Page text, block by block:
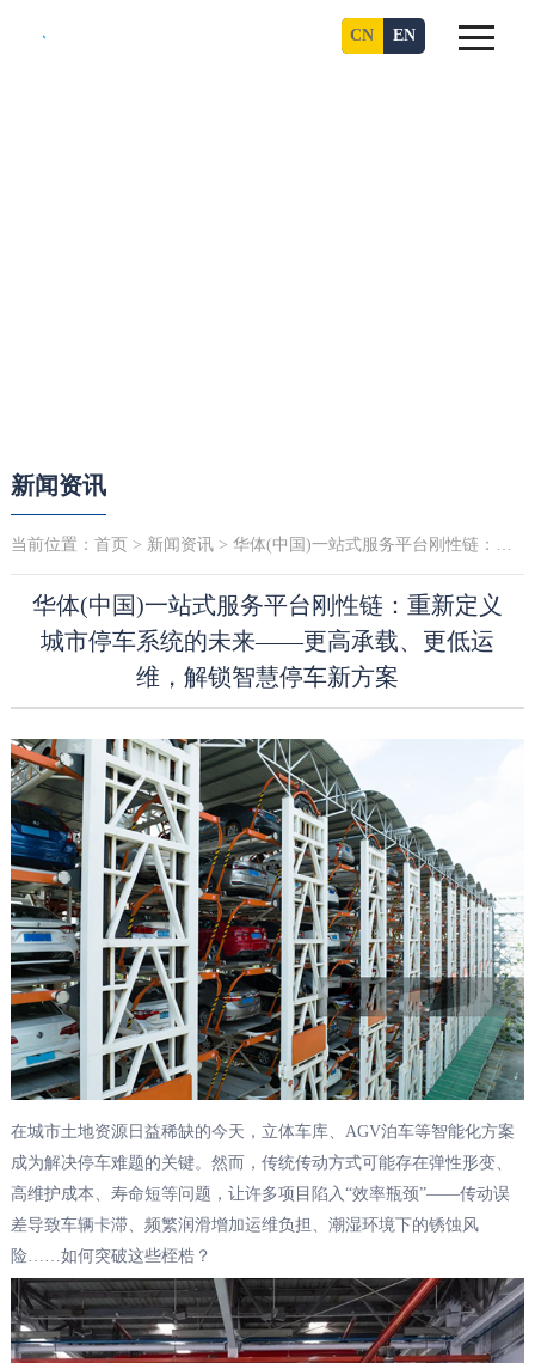
CN EN
新闻资讯
当前位置： 首页 > 新闻资讯> 华体(中国)一站式服务平台刚性链：重新定义城市停车系统的未来——更高承载、更低运维，解锁智慧停车新方案
华体(中国)一站式服务平台刚性链：重新定义
城市停车系统的未来——更高承载、更低运
维，解锁智慧停车新方案
在城市土地资源日益稀缺的今天，立体车库、AGV泊车等智能化方案
成为解决停车难题的关键。然而，传统传动方式可能存在弹性形变、
高维护成本、寿命短等问题，让许多项目陷入“效率瓶颈”——传动误
差导致车辆卡滞、频繁润滑增加运维负担、潮湿环境下的锈蚀风
险……如何突破这些桎梏？